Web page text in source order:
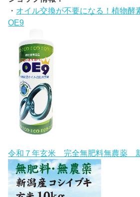
・ オイル交換が不要になる！植物酵
OE9
令和７年玄米 完全無肥料無農薬